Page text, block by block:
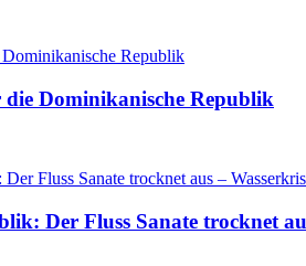
Dominikanische Republik
Der Fluss Sanate trocknet